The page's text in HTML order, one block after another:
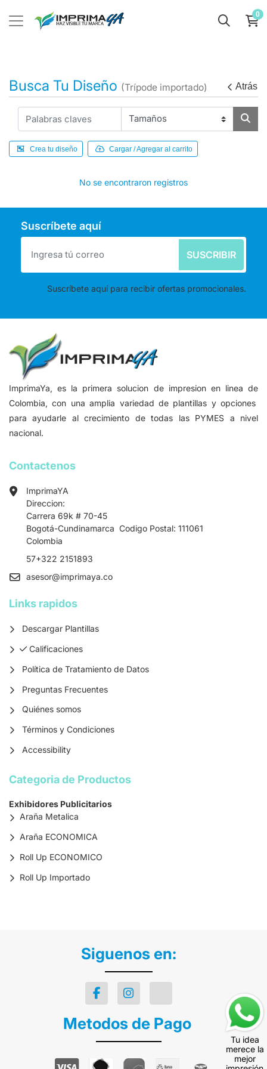
0
Busca Tu Diseño (Trípode importado) Atrás
Crea tu diseño Cargar / Agregar al carrito
No se encontraron registros
Suscríbete aquí
SUSCRIBIR
Suscríbete aquí para recibir ofertas promocionales.
ImprimaYa, es la primera solucion de impresion en linea de
Colombia, con una amplia variedad de plantillas y opciones
para ayudarle al crecimiento de todas las PYMES a nivel
nacional.
Contactenos
ImprimaYA
Direccion:
Carrera 69k # 70-45
Bogotá-Cundinamarca Codigo Postal: 111061
Colombia
57+322 2151893
asesor@imprimaya.co
Links rapidos
Descargar Plantillas
Calificaciones
Calificaciones
Política de Tratamiento de Datos
Preguntas Frecuentes
Quiénes somos
Términos y Condiciones
Accessibility
Categoria de Productos
Exhibidores Publicitarios
Araña Metalica
Araña ECONOMICA
Roll Up ECONOMICO
Roll Up Importado
Siguenos en:
Metodos de Pago
Tu idea
merece la
mejor